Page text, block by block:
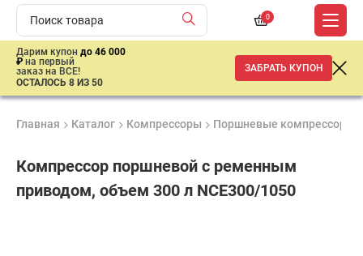
0
Дарим купон до 46 000
₽ на первый
заказ на ВСЕ!
ОСТАЛОСЬ 8 ИЗ 50
ЗАБРАТЬ КУПОН
Главная Каталог Компрессоры Поршневые компрессоры
Компрессор поршневой с ременным
приводом, объем 300 л NCE300/1050